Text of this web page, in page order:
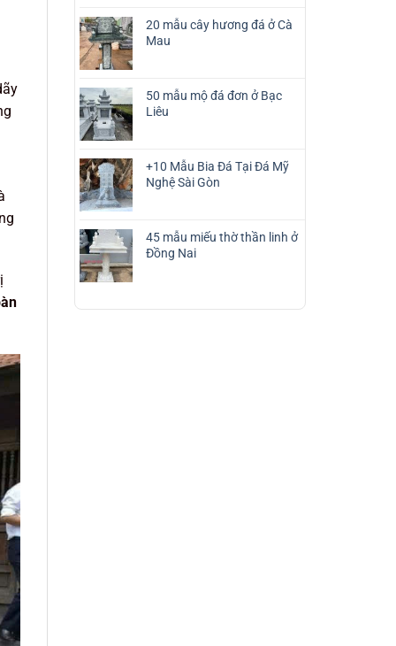
20 mẫu cây hương đá ở Cà
Mau
50 mẫu mộ đá đơn ở Bạc
Liêu
+10 Mẫu Bia Đá Tại Đá Mỹ
Nghệ Sài Gòn
45 mẫu miếu thờ thần linh ở
Đồng Nai